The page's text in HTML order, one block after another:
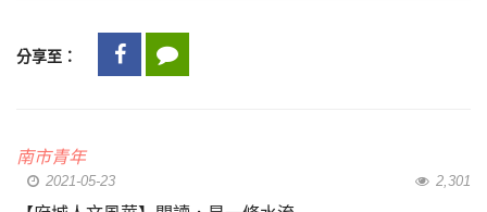
分享至：
南市青年
2021-05-23 2,301